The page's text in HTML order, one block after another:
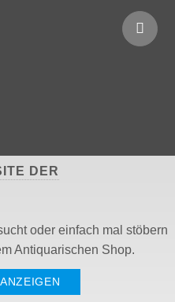
DER
oder einfach mal stöbern
Antiquarischen Shop.